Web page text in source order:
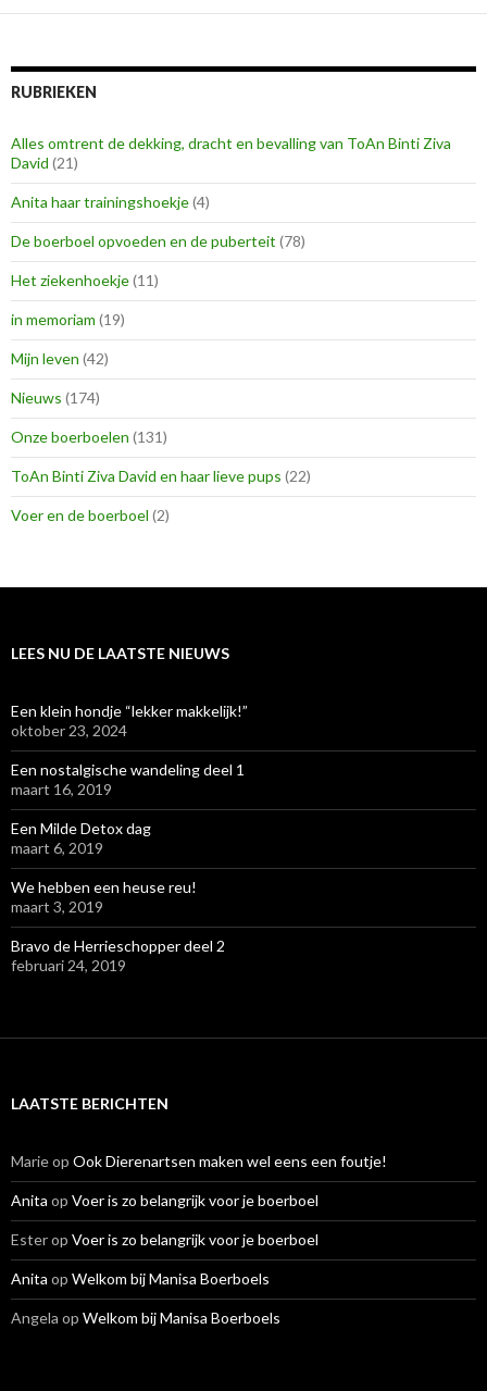
RUBRIEKEN
Alles omtrent de dekking, dracht en bevalling van ToAn Binti Ziva
David (21)
Anita haar trainingshoekje(4)
De boerboel opvoeden en de puberteit (78)
Het ziekenhoekje(11)
in memoriam (19)
Mijn leven (42)
Nieuws (174)
Onze boerboelen (131)
ToAn Binti Ziva David en haar lieve pups (22)
Voer en de boerboel (2)
LEES NU DE LAATSTE NIEUWS
Een klein hondje “lekker makkelijk!”
oktober 23, 2024
Een nostalgische wandeling deel 1
maart 16, 2019
Een Milde Detox dag
maart 6, 2019
We hebben een heuse reu!
maart 3, 2019
Bravo de Herrieschopper deel 2
februari 24, 2019
LAATSTE BERICHTEN
Marieop Ook Dierenartsen maken wel eens een foutje!
Anita op Voer is zo belangrijk voor je boerboel
Esterop Voer is zo belangrijk voor je boerboel
Anita op Welkom bij Manisa Boerboels
Angela op Welkom bij Manisa Boerboels